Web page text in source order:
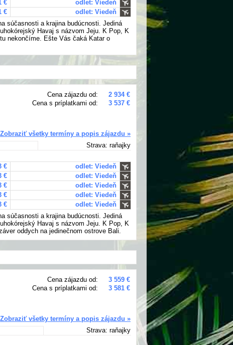
€
odlet: Viedeň
€
odlet: Viedeň
súčasnosti a krajina budúcnosti. Jediná
Havaj s názvom Jeju. K Pop, K
nekončíme. Ešte Vás čaká Katar o
Cena zájazdu od:
2 934 €
Cena s príplatkami od:
3 537 €
Zobraziť všetky termíny a popis zájazdu »
Strava: raňajky
€
odlet: Viedeň
€
odlet: Viedeň
€
odlet: Viedeň
€
odlet: Viedeň
€
odlet: Viedeň
súčasnosti a krajina budúcnosti. Jediná
Havaj s názvom Jeju. K Pop, K
oddych na jedinečnom ostrove Bali.
Cena zájazdu od:
3 559 €
Cena s príplatkami od:
3 581 €
Zobraziť všetky termíny a popis zájazdu »
Strava: raňajky